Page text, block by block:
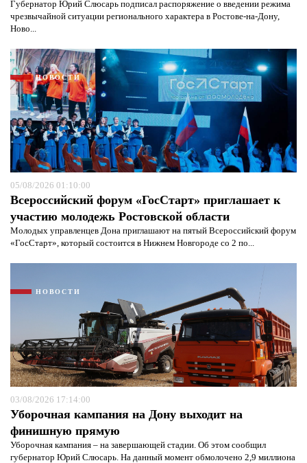
Губернатор Юрий Слюсарь подписал распоряжение о введении режима
чрезвычайной ситуации регионального характера в Ростове-на-Дону,
Ново...
НОВОСТИ
05/08/2026 01:10:00
Всероссийский форум «ГосСтарт» приглашает к
участию молодежь Ростовской области
Молодых управленцев Дона приглашают на пятый Всероссийский форум
«ГосСтарт», который состоится в Нижнем Новгороде со 2 по...
НОВОСТИ
03/08/2026 17:14:00
Уборочная кампания на Дону выходит на
финишную прямую
Уборочная кампания – на завершающей стадии. Об этом сообщил
губернатор Юрий Слюсарь. На данный момент обмолочено 2,9 миллиона
Я согласен сполитикой конфиденциальности и
защиты информации*
Я согласен с политикой конфиденциальности и
защиты информации*